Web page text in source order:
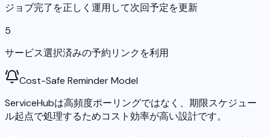
ジョブ完了を正しく運用して次回予定を更新
5
サービス選択済みの予約リンクを利用
Cost-Safe Reminder Model
ServiceHubは高頻度ポーリングではなく、期限スケジュー
ル起点で処理するためコスト効率が高い設計です。